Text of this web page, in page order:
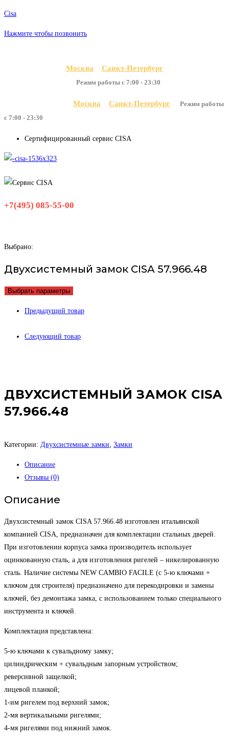
Перейти
содержимому
Cisa
Нажмите чтобы позвонить
Москва Санкт-Петербург
Режим работы с 7:00 - 23:30
Москва Санкт-Петербург
Режим работы
с 7:00 - 23:30
Сертифицированный сервис CISA
+7(495) 085-55-00
Выбрано:
Двухсистемный замок CISA 57.966.48
Выбрать параметры
Предыдущий товар
Следующий товар
ДВУХСИСТЕМНЫЙ ЗАМОК CISA
57.966.48
Категории: Двухсистемные замки, Замки
Описание
Отзывы (0)
Описание
Двухсистемный замок CISA 57.966.48 изготовлен итальянской
компанией CISA, предназначен для комплектации стальных дверей.
При изготовлении корпуса замка производитель использует
оцинкованную сталь, а для изготовления ригелей – никелированную
сталь. Наличие системы NEW CAMBIO FACILE (с 5-ю ключами +
ключом для строителя) предназначено для перекодировки и замены
ключей, без демонтажа замка, с использованием только специального
инструмента и ключей.
Комплектация представлена:
5-ю ключами к сувальдному замку;
цилиндрическим + сувальдным запорным устройством;
реверсивной защелкой;
лицевой планкой;
1-им ригелем под верхний замок;
2-мя вертикальными ригелями;
4-мя ригелями под нижний замок.